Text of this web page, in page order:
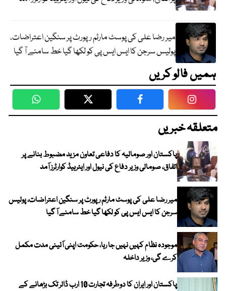
میر رضا علی کی پوسٹ مارٹم رپورٹ پر سنگین اعتراضات،
پولیس سرجن کا ایس ایس پی کو لکھا گیا خط سامنے آ گیا
ہمیں فالو کریں
WhatsApp Twitter Facebook
متعلقہ خبریں
پاکستان اور صومالیہ کا دفاعی تعاون مزید مضبوط بنانے پر
اتفاق، صومالی وزیر دفاع کی نیول اور ایئرہیڈ کوارٹرز آمد
میر رضا علی کی پوسٹ مارٹم رپورٹ پر سنگین اعتراضات، پولیس
سرجن کا ایس ایس پی کو لکھا گیا خط سامنے آ گیا
موجودہ نظام کہیں نہیں جا رہا، حکومت اپنی آئینی مدت مکمل
کرے گی، وزیر داخلہ
پاکستان اور ایران کا دوطرفہ تجارت 10 ارب ڈالر تک بڑھانے کے